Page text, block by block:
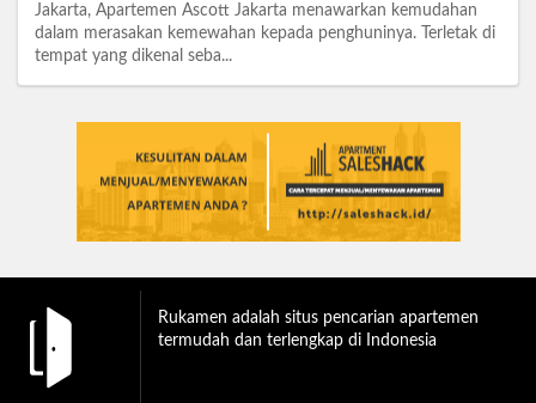
Jakarta, Apartemen Ascott Jakarta menawarkan kemudahan
dalam merasakan kemewahan kepada penghuninya. Terletak di
tempat yang dikenal seba...
Rukamen adalah situs pencarian apartemen
termudah dan terlengkap di Indonesia